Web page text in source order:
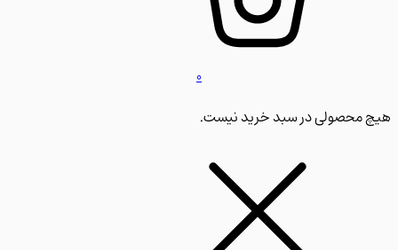
در سبد خرید نیست.